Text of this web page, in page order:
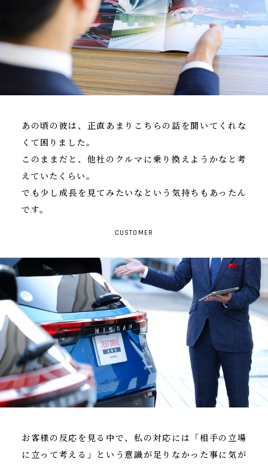
あの頃の彼は、正直あまりこちらの話を聞いてくれな
くて困りました。
このままだと、他社のクルマに乗り換えようかなと考
えていたくらい。
でも少し成長を見てみたいなという気持ちもあったん
です。
CUSTOMER
お客様の反応を見る中で、私の対応には「相手の立場
に立って考える」という意識が足りなかった事に気が